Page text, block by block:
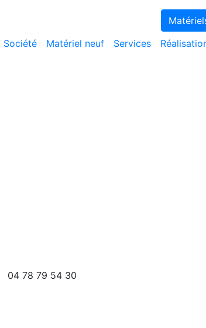
Exigez le contrat AVISEO pour une
Société
Matériel neuf Services
04 78 79 54 30